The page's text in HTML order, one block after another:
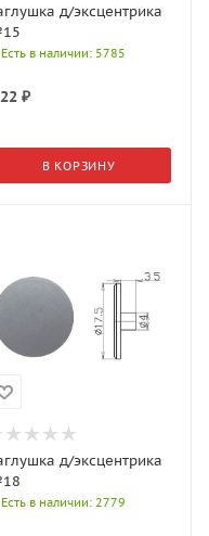
д/эксцентрика
Есть в наличии: 5785
₽
В КОРЗИНУ
д/эксцентрика
Есть в наличии: 2779